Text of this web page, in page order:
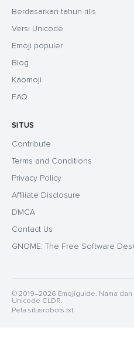
Berdasarkan tahun rilis
Versi Unicode
Emoji populer
Blog
Kaomoji
FAQ
SITUS
Contribute
Terms and Conditions
Privacy Policy
Affiliate Disclosure
DMCA
Contact Us
GNOME: The Free Software
© 2019–2026 Emojiguide. Nama
Unicode CLDR.
Peta situsrobots.txt